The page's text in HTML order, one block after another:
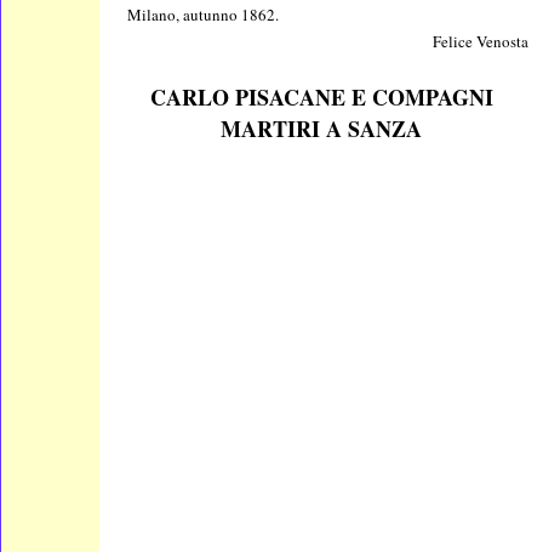
Milano, autunno 1862.
Felice Venosta
CARLO PISACANE E COMPAGNI
MARTIRI A SANZA